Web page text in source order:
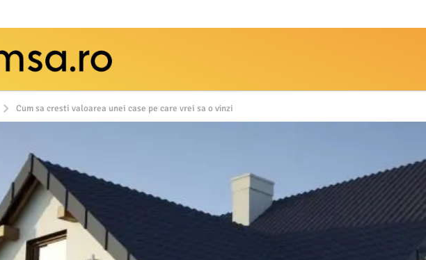
Cum sa cresti valoarea unei case pe care vrei sa o vinzi